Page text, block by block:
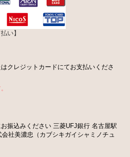
い】
クレジットカードにてお支払いくださ
振込みください 三菱UFJ銀行 名古屋駅
社美濃忠（カブシキガイシャミノチュ